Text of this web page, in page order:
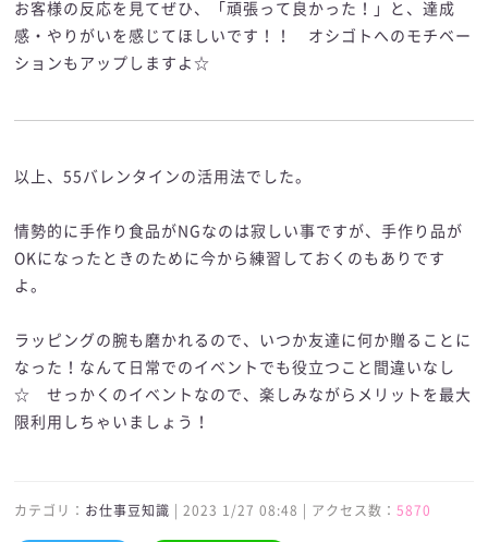
お客様の反応を見てぜひ、「頑張って良かった！」と、達成
感・やりがいを感じてほしいです！！ オシゴトへのモチベー
ションもアップしますよ☆
以上、55バレンタインの活用法でした。
情勢的に手作り食品がNGなのは寂しい事ですが、手作り品が
OKになったときのために今から練習しておくのもありです
よ。
ラッピングの腕も磨かれるので、いつか友達に何か贈ることに
なった！なんて日常でのイベントでも役立つこと間違いなし
☆ せっかくのイベントなので、楽しみながらメリットを最大
限利用しちゃいましょう！
カテゴリ： お仕事豆知識 | 2023 1/27 08:48 | アクセス数： 5870